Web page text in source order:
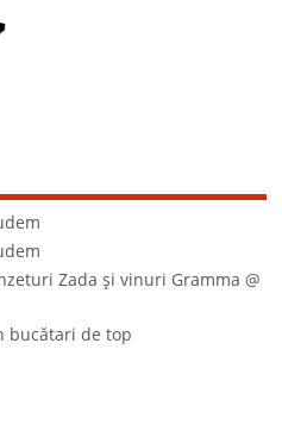
Zada şi vinuri Gramma @
bucătari de top